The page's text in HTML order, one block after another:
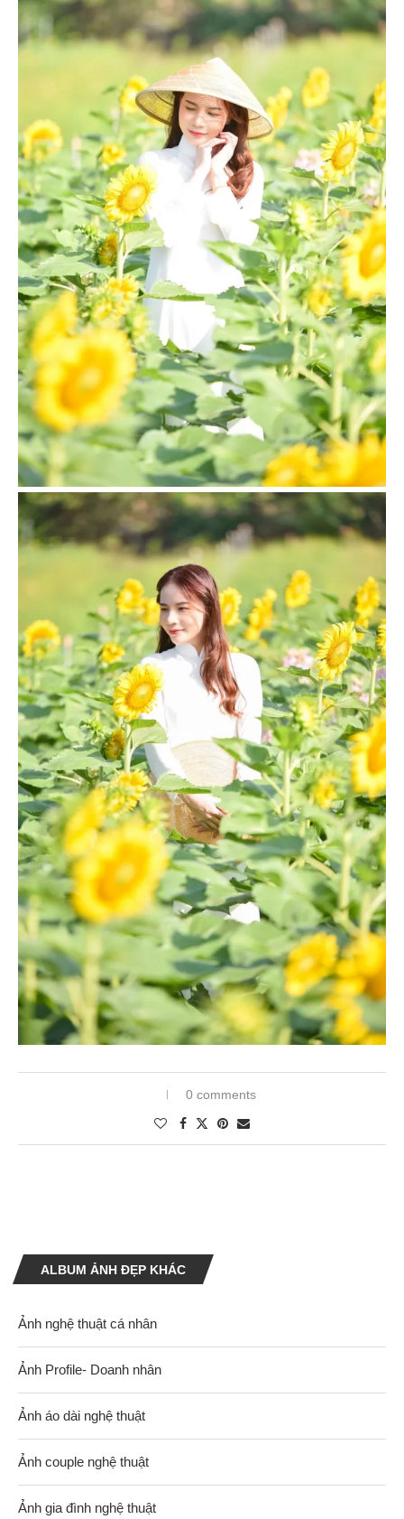
0 comments
ALBUM ẢNH ĐẸP KHÁC
Ảnh nghệ thuật cá nhân
Ảnh Profile- Doanh nhân
Ảnh áo dài nghệ thuật
Ảnh couple nghệ thuật
Ảnh gia đình nghệ thuật